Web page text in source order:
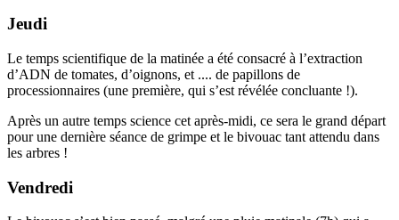
Jeudi
Le temps scientifique de la matinée a été consacré à l’extraction
d’ADN de tomates, d’oignons, et .... de papillons de
processionnaires (une première, qui s’est révélée concluante !).
Après un autre temps science cet après-midi, ce sera le grand départ
pour une dernière séance de grimpe et le bivouac tant attendu dans
les arbres !
Vendredi